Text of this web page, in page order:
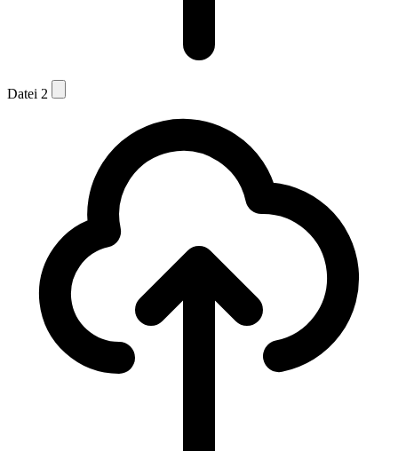
Datei 2